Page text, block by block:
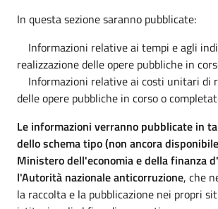
In questa sezione saranno pubblicate:
Informazioni relative ai tempi e agli
realizzazione delle opere pubbliche in
Informazioni relative ai costi unitari di
delle opere pubbliche in corso o
Le informazioni verranno pubblicate in
dello schema tipo (non ancora
Ministero dell'economia e della finanza
l'Autorità nazionale anticorruzione, che
la raccolta e la pubblicazione nei propri